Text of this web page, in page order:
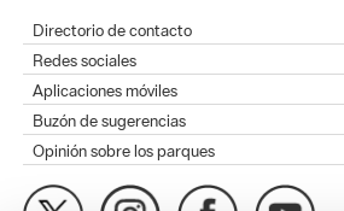
Directorio de contacto
Redes sociales
Aplicaciones móviles
Buzón de sugerencias
Opinión sobre los parques